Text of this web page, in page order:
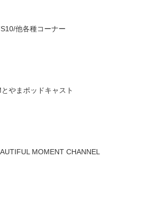
他各種コーナー
とやまポッドキャスト
MOMENT CHANNEL